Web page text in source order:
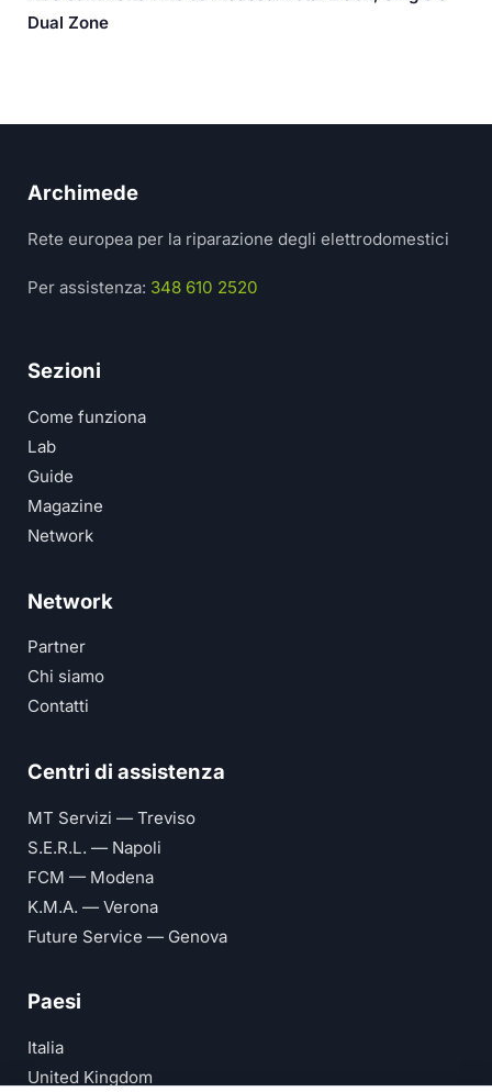
Dual Zone
Archimede
Rete europea per la riparazione degli elettrodomestici
Per assistenza: 348 610 2520
Sezioni
Come funziona
Lab
Guide
Magazine
Network
Network
Partner
Chi siamo
Contatti
Centri di assistenza
MT Servizi — Treviso
S.E.R.L. — Napoli
FCM — Modena
K.M.A. — Verona
Future Service — Genova
Paesi
Italia
United Kingdom